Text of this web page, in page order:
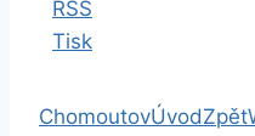
RSS
Tisk
ChomoutovÚvodZpět